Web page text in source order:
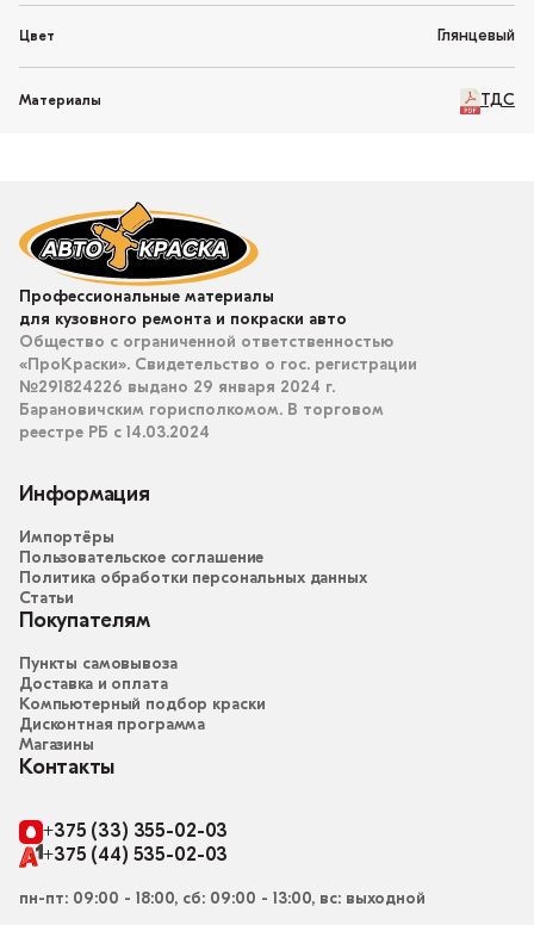
Цвет Глянцевый
Материалы ТДС
Профессиональные материалы
для кузовного ремонта и покраски авто
Общество с ограниченной ответственностью
«ПроКраски». Свидетельство о гос. регистрации
№291824226 выдано 29 января 2024 г.
Барановичским горисполкомом. В торговом
реестре РБ с 14.03.2024
Информация
Импортёры
Пользовательское соглашение
Политика обработки персональных данных
Статьи
Покупателям
Пункты самовывоза
Доставка и оплата
Компьютерный подбор краски
Дисконтная программа
Магазины
Контакты
+375 (33) 355-02-03
+375 (44) 535-02-03
пн-пт: 09:00 - 18:00, сб: 09:00 - 13:00, вс: выходной